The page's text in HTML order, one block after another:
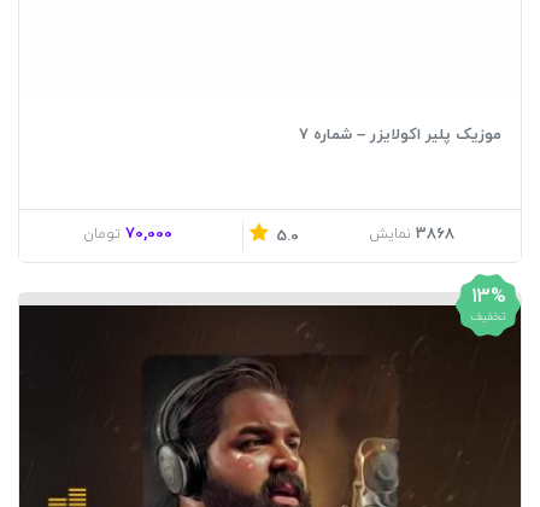
موزیک پلیر اکولایزر – شماره 7
3868 نمایش 5.0
70,000 تومان
13%
تخفیف